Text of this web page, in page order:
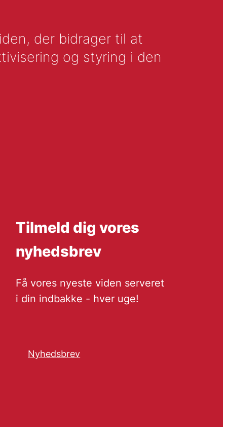
der bidrager til at
og styring i den
Tilmeld dig vores
nyhedsbrev
Få vores nyeste viden serveret
i din indbakke - hver uge!
Nyhedsbrev